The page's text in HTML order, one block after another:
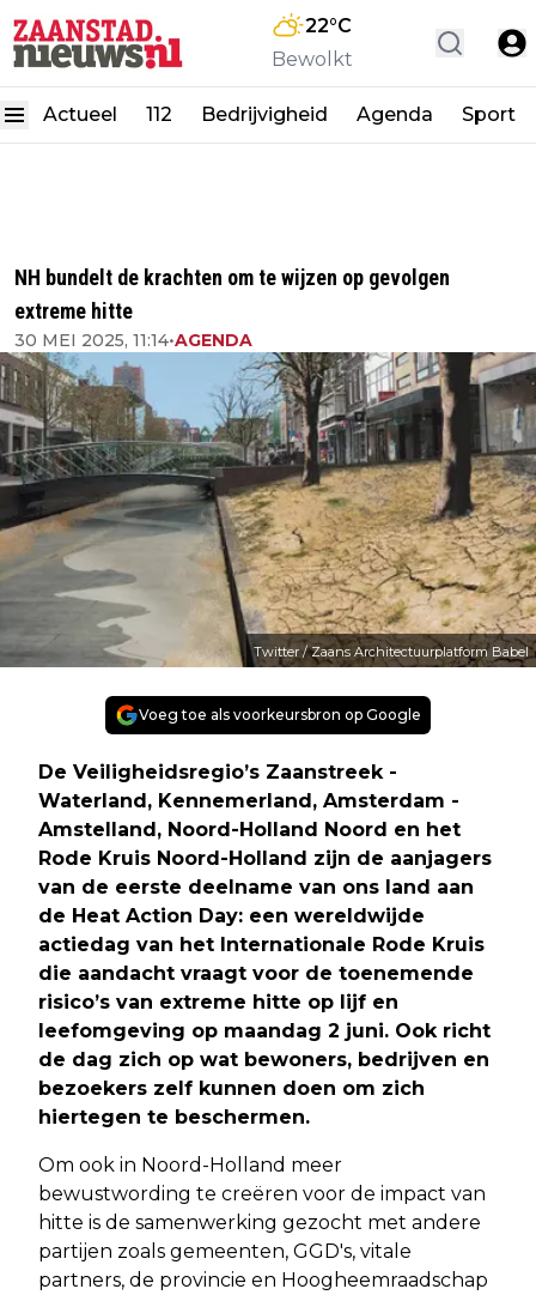
22°C
Bewolkt
Actueel 112 Bedrijvigheid Agenda Sport
NH bundelt de krachten om te wijzen op gevolgen
extreme hitte
30 MEI 2025, 11:14•AGENDA
Twitter / Zaans Architectuurplatform Babel
Voeg toe als voorkeursbron op Google
De Veiligheidsregio’s Zaanstreek -
Waterland, Kennemerland, Amsterdam -
Amstelland, Noord-Holland Noord en het
Rode Kruis Noord-Holland zijn de aanjagers
van de eerste deelname van ons land aan
de Heat Action Day: een wereldwijde
actiedag van het Internationale Rode Kruis
die aandacht vraagt voor de toenemende
risico’s van extreme hitte op lijf en
leefomgeving op maandag 2 juni. Ook richt
de dag zich op wat bewoners, bedrijven en
bezoekers zelf kunnen doen om zich
hiertegen te beschermen.
Om ook in Noord-Holland meer
bewustwording te creëren voor de impact van
hitte is de samenwerking gezocht met andere
partijen zoals gemeenten, GGD's, vitale
partners, de provincie en Hoogheemraadschap